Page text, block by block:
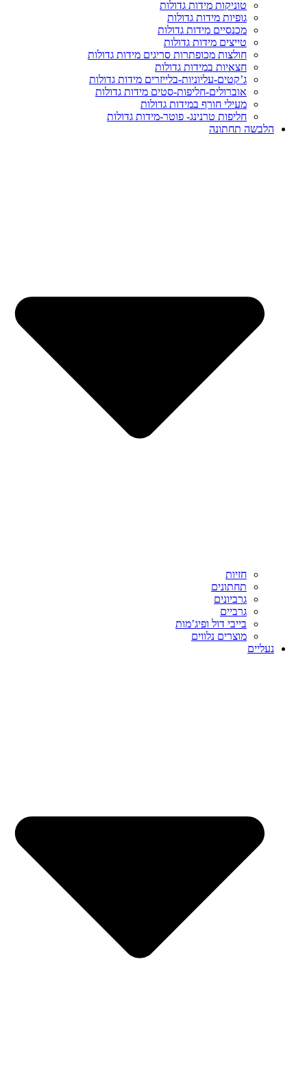
טוניקות מידות גדולות
גופיות מידות גדולות
מכנסיים מידות גדולות
טייצים מידות גדולות
חולצות מכופתרות סריגים מידות גדולות
חצאיות במידות גדולות
ג’קטים-עליוניות-בלייזרים מידות גדולות
אוברולים-חליפות-סטים מידות גדולות
מעילי חורף במידות גדולות
חליפות טרנינג- פוטר-מידות גדולות
הלבשה תחתונה
חזיות
תחתונים
גרביונים
גרביים
בייבי דול ופיג’מות
מוצרים נלווים
נעליים